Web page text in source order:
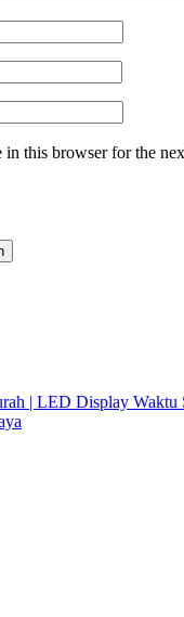
in this browser for the
| LED Display Waktu